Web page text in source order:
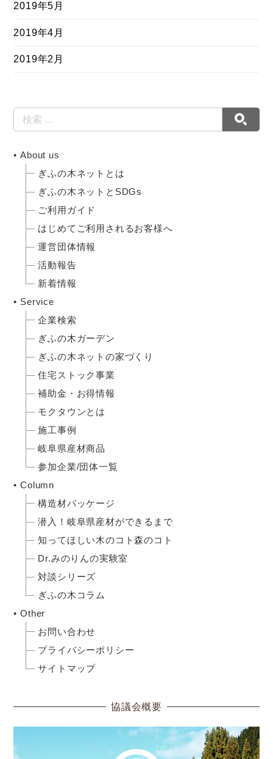
2019年5月
2019年4月
2019年2月
About us
ぎふの木ネットとは
ぎふの木ネットとSDGs
ご利用ガイド
はじめてご利用されるお客様へ
運営団体情報
活動報告
新着情報
Service
企業検索
ぎふの木ガーデン
ぎふの木ネットの家づくり
住宅ストック事業
補助金・お得情報
モクタウンとは
施工事例
岐阜県産材商品
参加企業/団体一覧
Column
構造材パッケージ
潜入！岐阜県産材ができるまで
知ってほしい木のコト森のコト
Dr.みのりんの実験室
対談シリーズ
ぎふの木コラム
Other
お問い合わせ
プライバシーポリシー
サイトマップ
協議会概要